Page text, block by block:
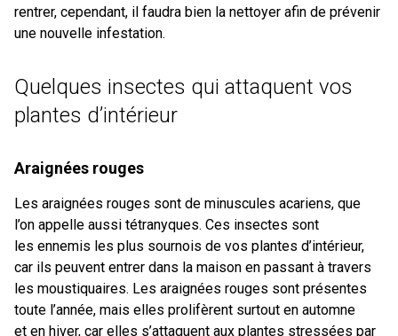
rentrer, cependant, il faudra bien la nettoyer afin de prévenir
une nouvelle infestation.
Quelques insectes qui attaquent vos
plantes d’intérieur
Araignées rouges
Les araignées rouges sont de minuscules acariens, que
l’on appelle aussi tétranyques. Ces insectes sont
les ennemis les plus sournois de vos plantes d’intérieur,
car ils peuvent entrer dans la maison en passant à travers
les moustiquaires. Les araignées rouges sont présentes
toute l’année, mais elles prolifèrent surtout en automne
et en hiver, car elles s’attaquent aux plantes stressées par